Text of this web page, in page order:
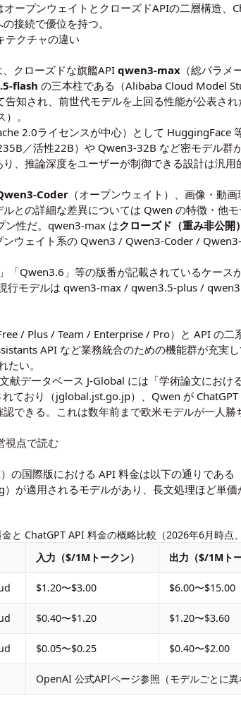
ープンウェイトとクローズドAPIの二層構造、
接続で優位を持つ。
テクチャの違い
クローズドな旗艦APIqwen3-max （総パラ
flash の三本柱である（Alibaba Cloud Model
知され、前世代モデルを上回る性能が公表さ
。
2.0ライセンスが中心）として HuggingFace
／活性22B）や Qwen3-32B など密モデル群が
、推論深度をユーザーが制御できる設計は汎
Coder （オープンウェイト）、画像・動
との詳細な差異については Qwen の特徴・他
ン性だ。qwen3-max はクローズド（重み非公開）
ウェイト系の Qwen3 / Qwen3-Coder /
「Qwen3.6」等の版番が記載されているケー
行モデルは qwen3-max / qwen3.5-plus /
/ Plus / Team / Enterprise / Pro）と API の
API など業務統合のための機能群が充実
たい。
献データベース J-Global には「学術論文におけ
ており（jglobal.jst.go.jp）、Qwen が
できる。これは数年前まで欧米モデルが一人
視点で読む
の国際版における API 料金は以下の通りであ
が適用されるモデルがあり、長文処理ほど単
と ChatGPT API 料金の概略比較（2026年6月時点
入力（$/1Mトークン） 出力（$/1Mト
$1.20〜$3.00 $6.00〜$15.00
$0.40〜$1.20 $1.20〜$3.60
$0.05〜$0.25 $0.40〜$2.00
OpenAI 公式APIページ参照（モデルごとに異